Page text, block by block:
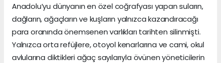
Anadolu’yu dünyanın en özel coğrafyası yapan suların,
dağların, ağaçların ve kuşların yalnızca kazandıracağı
para oranında önemsenen varlıkları tarihten silinmişti.
Yalnızca orta refüjlere, otoyol kenarlarına ve cami, okul
avlularına diktikleri ağaç sayılarıyla övünen yöneticilerin